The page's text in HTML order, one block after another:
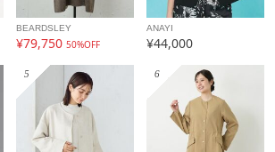
BEARDSLEY
¥79,75050%OFF
ANAYI
¥44,000
5 6